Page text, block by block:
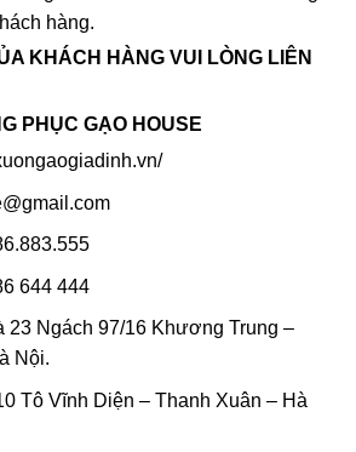
hàng.
KHÁCH HÀNG VUI LÒNG LIÊN
PHỤC GẠO HOUSE
644 444
23 Ngách 97/16 Khương Trung –
Nội.
Tô Vĩnh Diện – Thanh Xuân – Hà